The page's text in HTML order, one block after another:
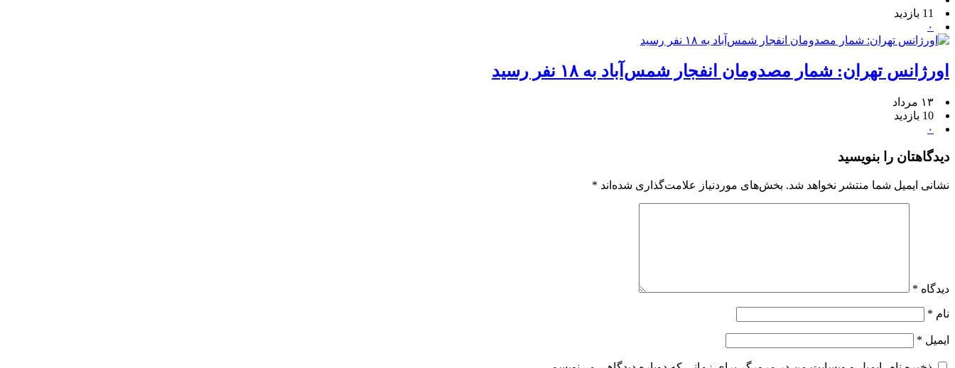
11 بازدید
۰
اورژانس تهران: شمار مصدومان انفجار شمس‌آباد به ۱۸ نفر رسید
۱۳ مرداد
10 بازدید
۰
دیدگاهتان را بنویسید
نشانی ایمیل شما منتشر نخواهد شد. بخش‌های موردنیاز علامت‌گذاری شده‌اند *
دیدگاه *
نام *
ایمیل *